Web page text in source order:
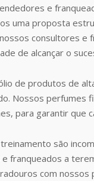
e
uma proposta
consultores
de alcançar o
de produtos de
Nossos perfumes
para garantir que
são
franqueados a
com